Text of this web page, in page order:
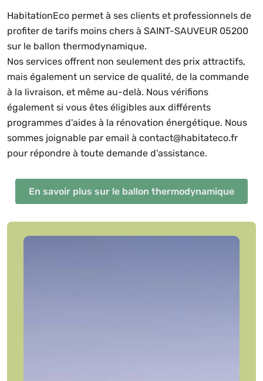
HabitationEco permet à ses clients et professionnels de
profiter de tarifs moins chers à SAINT-SAUVEUR 05200
sur le ballon thermodynamique.
Nos services offrent non seulement des prix attractifs,
mais également un service de qualité, de la commande
à la livraison, et même au-delà. Nous vérifions
également si vous êtes éligibles aux différents
programmes d'aides à la rénovation énergétique. Nous
sommes joignable par email à contact@habitateco.fr
pour répondre à toute demande d'assistance.
En savoir plus sur le ballon thermodynamique